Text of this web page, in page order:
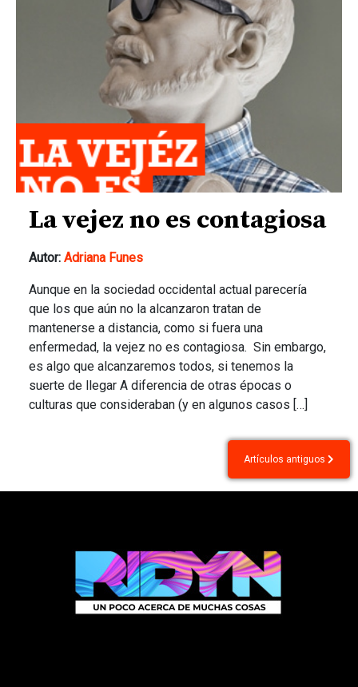
La vejez no es contagiosa
Autor: Adriana Funes
Aunque en la sociedad occidental actual parecería
que los que aún no la alcanzaron tratan de
mantenerse a distancia, como si fuera una
enfermedad, la vejez no es contagiosa. Sin embargo,
es algo que alcanzaremos todos, si tenemos la
suerte de llegar A diferencia de otras épocas o
culturas que consideraban (y en algunos casos […]
de
Artículos antiguos